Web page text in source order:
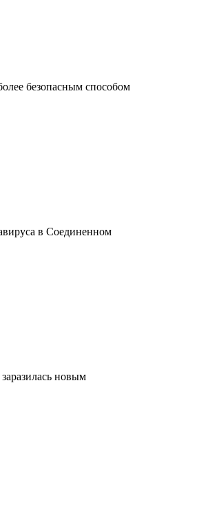
безопасным способом
в Соединенном
новым